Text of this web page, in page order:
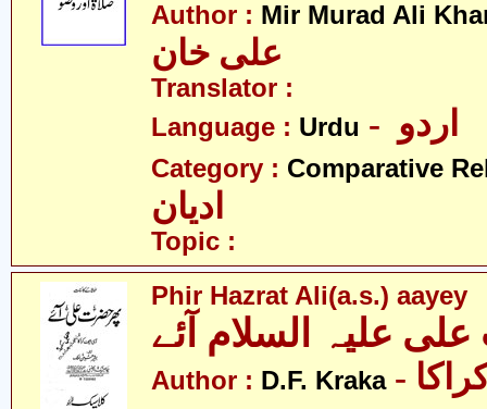
Author : Mir Murad Ali
علی خان
Translator :
Language : Urdu
Category : Comparative
ادیان
Topic :
Phir Hazrat Ali(a.s.) aayey
علیہ السلام آئے
Author : D.F. Kraka